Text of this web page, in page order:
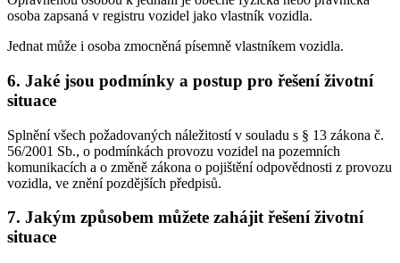
osoba zapsaná v registru vozidel jako vlastník vozidla.
Jednat může i osoba zmocněná písemně vlastníkem vozidla.
6. Jaké jsou podmínky a postup pro řešení životní
situace
Splnění všech požadovaných náležitostí v souladu s § 13 zákona č.
56/2001 Sb., o podmínkách provozu vozidel na pozemních
komunikacích a o změně zákona o pojištění odpovědnosti z provozu
vozidla, ve znění pozdějších předpisů.
7. Jakým způsobem můžete zahájit řešení životní
situace